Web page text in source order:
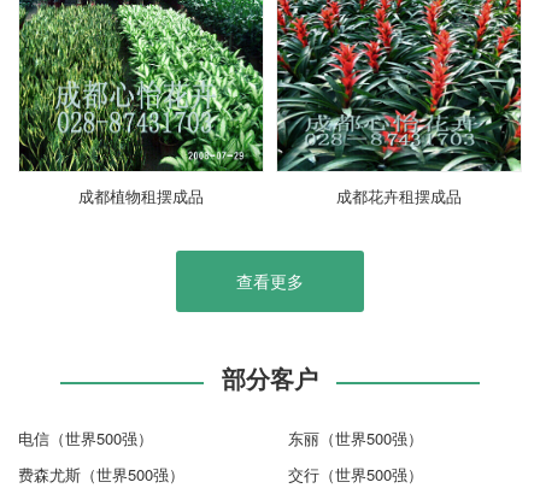
成都植物租摆成品 成都花卉租摆成品
查看更多
部分客户
电信（世界500强）
东丽（世界500强）
费森尤斯（世界500强）
交行（世界500强）